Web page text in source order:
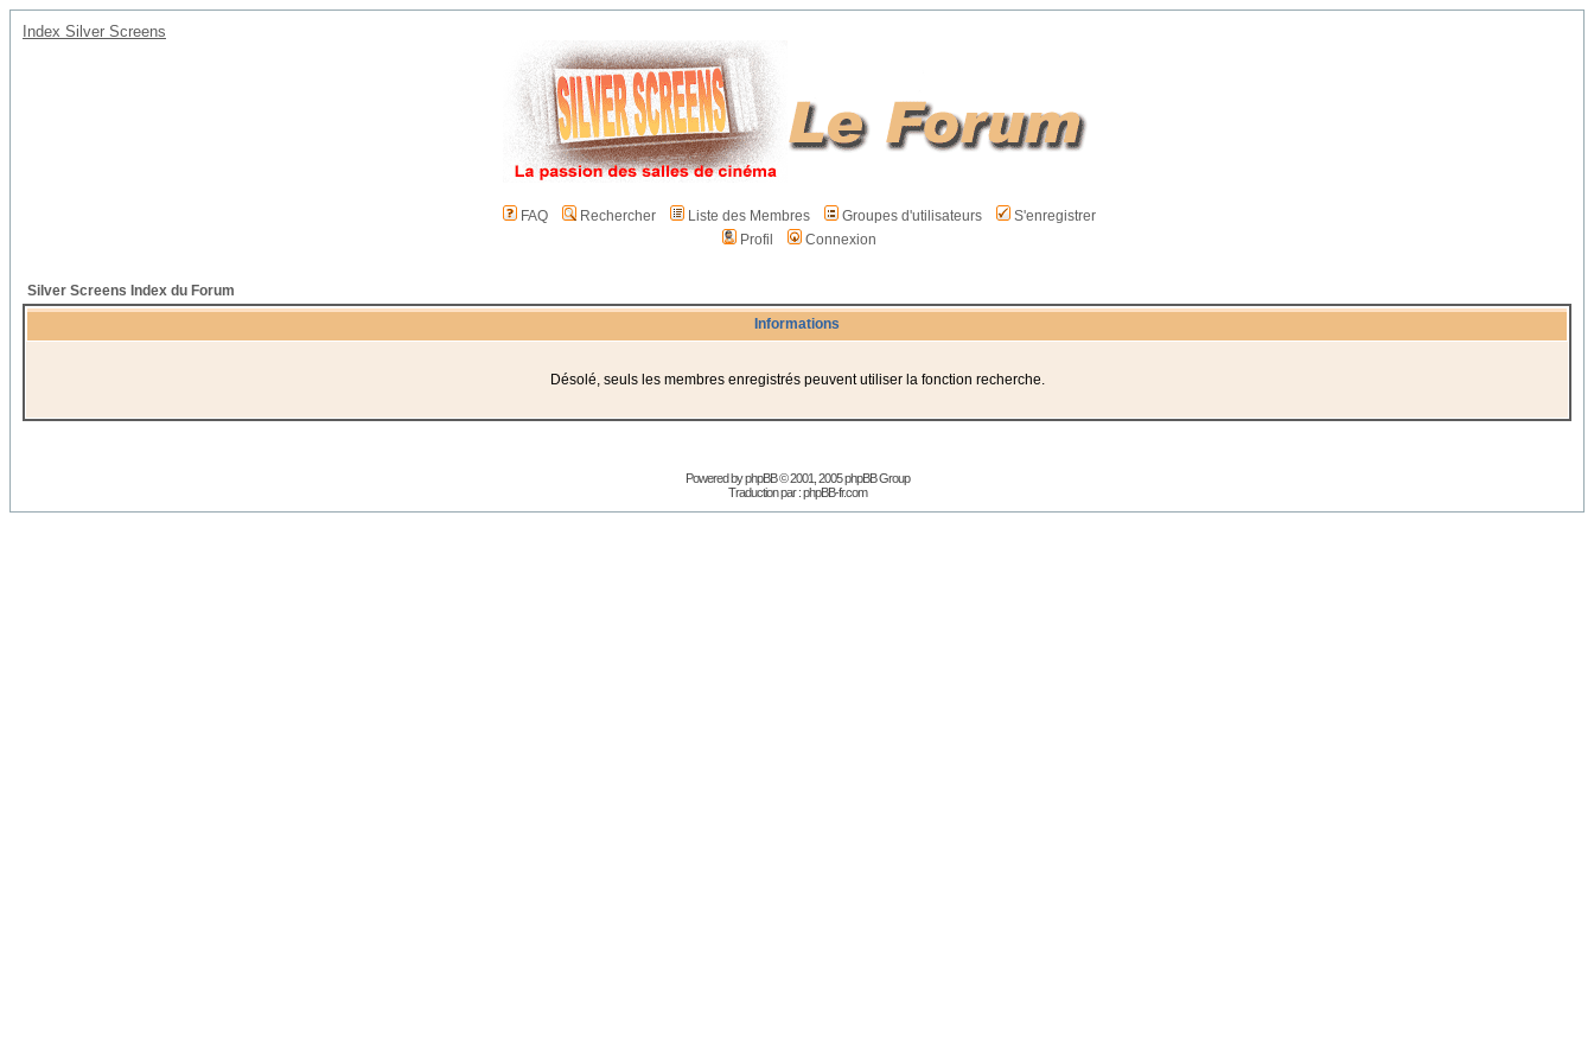
Index Silver Screens
FAQ Rechercher Liste des Membres Groupes d'utilisateurs
S'enregistrer
Profil
Connexion
Silver Screens Index du Forum
Informations
Désolé, seuls les membres enregistrés peuvent utiliser la fonction recherche.
Powered byphpBB© 2001, 2005 phpBB Group
Traduction par :phpBB-fr.com